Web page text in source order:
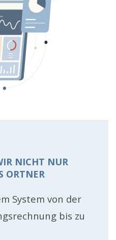
NICHT NUR
ORTNER
System von der
bis zu